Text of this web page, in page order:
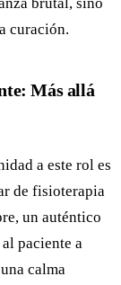
brutal, sino
curación.
Más allá
a este rol es
de fisioterapia
un auténtico
paciente a
calma